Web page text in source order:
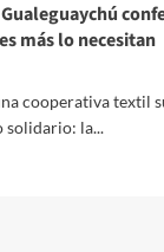
más lo necesitan
cooperativa textil
solidario: la...